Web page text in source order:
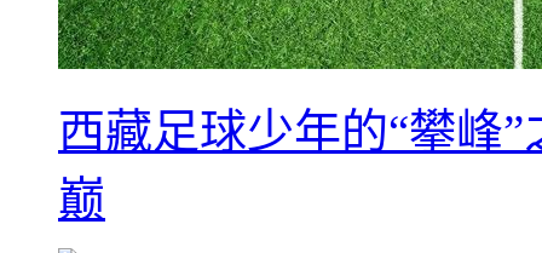
西藏足球少年的“攀峰
巅